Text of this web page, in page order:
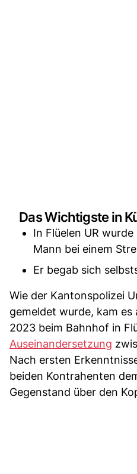
Das Wichtigste in
In Flüelen UR
Mann bei einem
Er begab sich
Wie der Kantonspolizei
gemeldet wurde, kam es
2023 beim Bahnhof in
Auseinandersetzung
Nach ersten
beiden Kontrahenten
Gegenstand über den